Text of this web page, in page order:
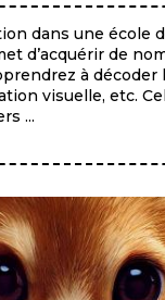
dans une école
d’acquérir de
à décoder
visuelle, etc.
...